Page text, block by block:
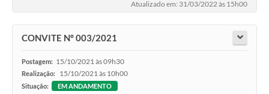
Atualizado em: 31/03/2022 às 15h00
CONVITE Nº 003/2021
Postagem: 15/10/2021 às 09h30
Realização: 15/10/2021 às 10h00
Situação: EM ANDAMENTO